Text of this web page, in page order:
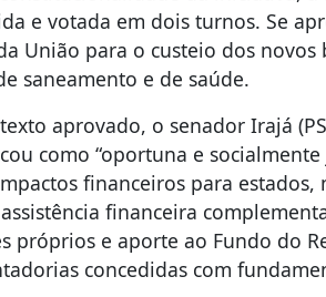
e votada em dois turnos. Se
União para o custeio dos
saneamento e de saúde.
aprovado, o senador Irajá
como “oportuna e
financeiros para estados,
financeira
próprios e aporte ao Fundo do
concedidas com